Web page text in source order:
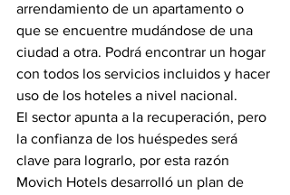
arrendamiento de un apartamento o
que se encuentre mudándose de una
ciudad a otra. Podrá encontrar un hogar
con todos los servicios incluidos y hacer
uso de los hoteles a nivel nacional.
El sector apunta a la recuperación, pero
la confianza de los huéspedes será
clave para lograrlo, por esta razón
Movich Hotels desarrolló un plan de